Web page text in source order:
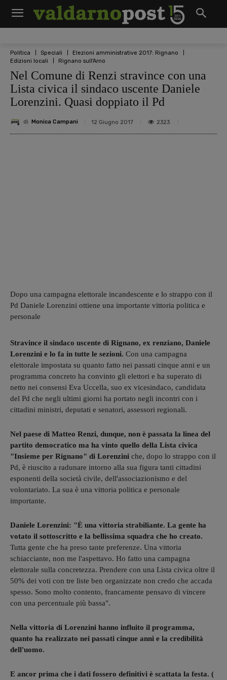
Politica Speciali
Elezioni amministrative 2017: Rignano
Edizioni locali
Rignano sull'Arno
Nel Comune di Renzi stravince con una
Lista civica il sindaco uscente Daniele
Lorenzini. Quasi doppiato il Pd
di Monica Campani 12 Giugno 2017 2323
Dopo una campagna elettorale incandescente e lo strappo con il
Pd Daniele Lorenzini ottiene una importante vittoria politica e
personale
Stravince il sindaco uscente di Rignano, ex renziano, Daniele
Lorenzini e lo fa in tutte le sezioni. Con una campagna
elettorale impostata su quanto fatto nei passati cinque anni e un
programma concreto ha convinto gli elettori e ha superato di
netto nei consensi Eva Uccella, suo ex vicesindaco, candidata
del Pd che negli ultimi giorni ha portato negli incontri con i
cittadini ministri, deputati e senatori, assessori regionali.
Nel paese di Matteo Renzi, dunque, non è passata la linea del
partito democratico ma ha vinto quello della Lista civica
"Insieme per Rignano" di Lorenzini che, dopo lo strappo con il
Pd, è riuscito a radunare intorno alla sua figura tanti cittadini
esponenti della società civile, dell'associazionismo e del
volontariato. La sua è una vittoria politica e personale
importante.
Daniele Lorenzini: "È una vittoria strabiliante. La gente ha
votato il sottoscritto e la bellissima squadra che ho creato.
Tutta gente che ha preso tante preferenze. Una vittoria
schiacciante, non me l'aspettavo. Ho fatto una campagna
elettorale sulla concretezza. Prendere con una Lista civica oltre il
50% dei voti con tre liste ben organizzate non credo che accada
spesso. Sono molto contento, francamente pensavo di vincere
con una percentuale più bassa".
Nella vittoria di Lorenzini hanno influito il programma,
quanto ha realizzato nei passati cinque anni e la credibilità
dell'uomo.
E ancor prima che i dati fossero definitivi è scattata la festa. (